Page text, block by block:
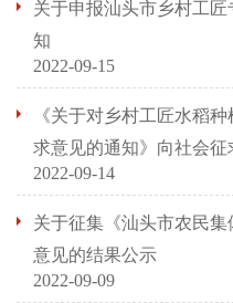
关于申报汕头市乡村工
知
2022-09-15
《关于对乡村工匠水稻
求意见的通知》向社会
2022-09-14
关于征集《汕头市农民集
意见的结果公示
2022-09-09